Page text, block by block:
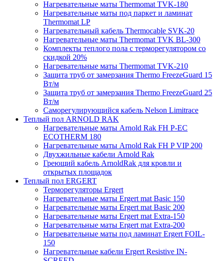
Нагревательные маты Thermomat TVK-180
Нагревательные маты под паркет и ламинат
Thermomat LP
Нагревательный кабель Thermocable SVK-20
Нагревательные маты Thermomat TVK BL-300
Комплекты теплого пола с терморегулятором со
скидкой 20%
Нагревательные маты Thermomat TVK-210
Защита труб от замерзания Thermo FreezeGuard 15
Вт/м
Защита труб от замерзания Thermo FreezeGuard 25
Вт/м
Саморегулирующийся кабель Nelson Limitrace
Теплый пол ARNOLD RAK
Нагревательные маты Arnold Rak FH P-EC
ECOTHERM 180
Нагревательные маты Arnold Rak FH P VIP 200
Двухжильные кабели Arnold Rak
Греющий кабель ArnoldRak для кровли и
открытых площадок
Теплый пол ERGERT
Терморегуляторы Ergert
Нагревательные маты Ergert mat Basic 150
Нагревательные маты Ergert mat Basic 200
Нагревательные маты Ergert mat Extra-150
Нагревательные маты Ergert mat Extra-200
Нагревательные маты под ламинат Ergert FOIL-
150
Нагревательные кабели Ergert Resistive IN-